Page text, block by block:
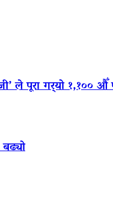
ले पूरा गर्‍यो १,१०० औँ